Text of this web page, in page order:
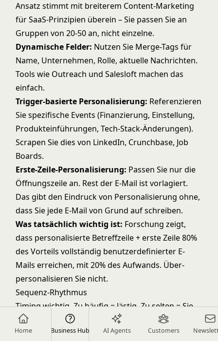
Home Business Hub AI Agents Customers
Ansatz stimmt mit breiterem Content-Marketing
für SaaS-Prinzipien überein – Sie passen Sie an
Gruppen von 20-50 an, nicht einzelne.
Dynamische Felder: Nutzen Sie Merge-Tags für
Name, Unternehmen, Rolle, aktuelle Nachrichten.
Tools wie Outreach und Salesloft machen das
einfach.
Trigger-basierte Personalisierung: Referenzieren
Sie spezifische Events (Finanzierung, Einstellung,
Produkteinführungen, Tech-Stack-Änderungen).
Scrapen Sie dies von LinkedIn, Crunchbase, Job
Boards.
Erste-Zeile-Personalisierung: Passen Sie nur die
Öffnungszeile an. Rest der E-Mail ist vorlagiert.
Das gibt den Eindruck von Personalisierung ohne,
dass Sie jede E-Mail von Grund auf schreiben.
Was tatsächlich wichtig ist: Forschung zeigt,
dass personalisierte Betreffzeile + erste Zeile 80%
des Vorteils vollständig benutzerdefinierter E-
Mails erreichen, mit 20% des Aufwands. Über-
personalisieren Sie nicht.
Sequenz-Rhythmus
Timing wichtig. Zu häufig = lästig. Zu selten = Sie
vergessen.
Optimaler Rhythmus: